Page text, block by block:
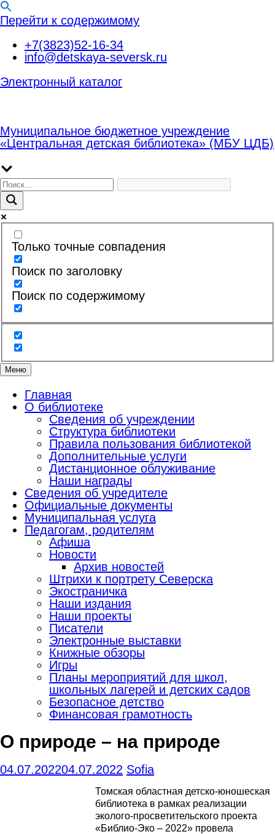
Перейти к содержимому
+7(3823)52-16-34
info@detskaya-seversk.ru
Электронный каталог
Муниципальное бюджетное учреждение
«Центральная детская библиотека» (МБУ ЦДБ)
Только точные совпадения
Поиск по заголовку
Поиск по содержимому
Меню
Главная
О библиотеке
Сведения об учреждении
Структура библиотеки
Правила пользования библиотекой
Дополнительные услуги
Дистанционное облуживание
Наши награды
Сведения об учредителе
Официальные документы
Муниципальная услуга
Педагогам, родителям
Афиша
Новости
Архив новостей
Штрихи к портрету Северска
Экостраничка
Наши издания
Наши проекты
Писатели
Электронные выставки
Книжные обзоры
Игры
Планы мероприятий для школ,
школьных лагерей и детских садов
Безопасное детство
Финансовая грамотность
О природе – на природе
04.07.202204.07.2022 Sofia
Томская областная детско-юношеская
библиотека в рамках реализации
эколого-просветительского проекта
«Библио-Эко – 2022» провела